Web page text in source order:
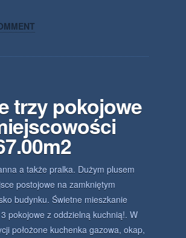
trzy pokojowe
a także pralka. Dużym plusem
postojowe na zamkniętym
budynku. Świetne mieszkanie
pokojowe z oddzielną kuchnią!. W
położone kuchenka gazowa, okap,